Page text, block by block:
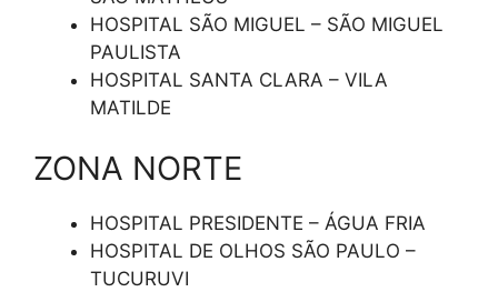
HOSPITAL SÃO MIGUEL – SÃO MIGUEL
PAULISTA
HOSPITAL SANTA CLARA – VILA
MATILDE
ZONA NORTE
HOSPITAL PRESIDENTE – ÁGUA FRIA
HOSPITAL DE OLHOS SÃO PAULO –
TUCURUVI